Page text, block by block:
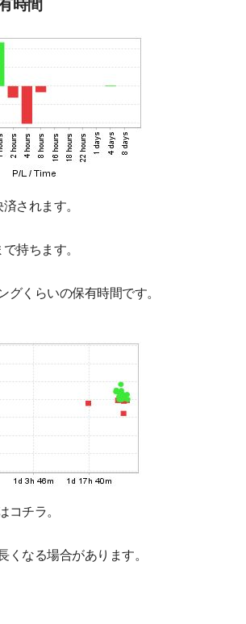
時間
されます。
持ちます。
グくらいの保有時間です。
コチラ。
くなる場合があります。